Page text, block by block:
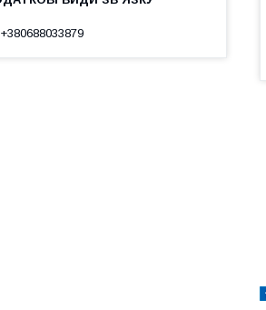
+380688033879